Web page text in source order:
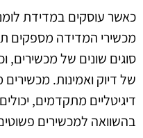
כאשר עוסקים במדידת
מכשירי המדידה מספקים
סוגים שונים של
של דיוק ואמינות. מכשירים
דיגיטליים מתקדמים,
בהשוואה למכשירים